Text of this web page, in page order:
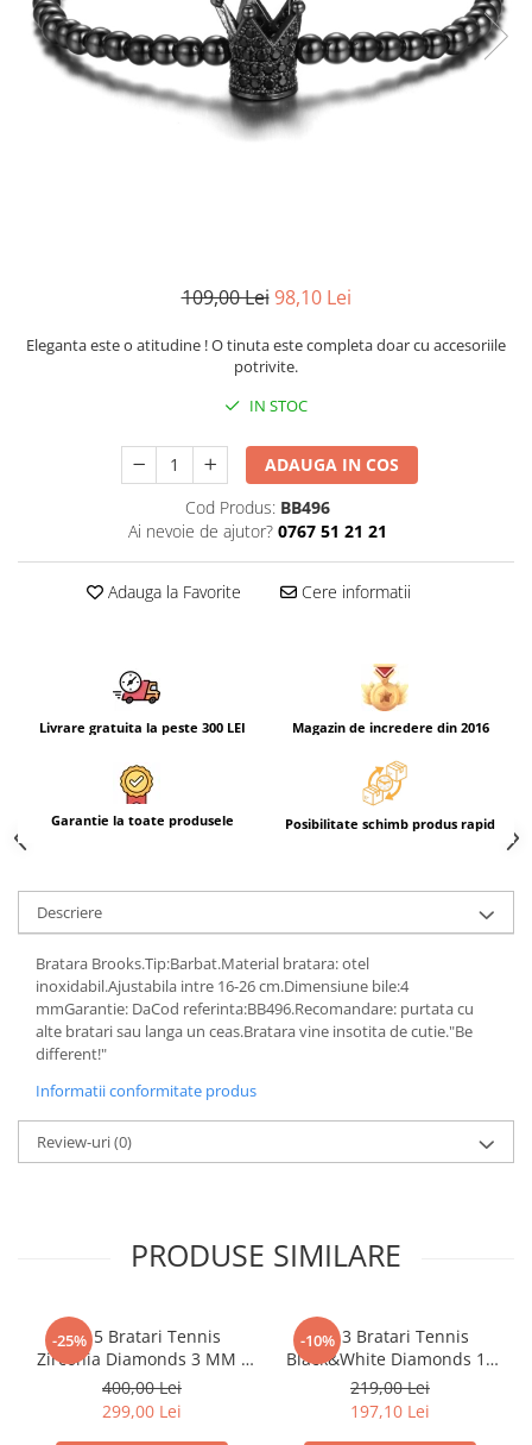
CERCEI
CEASURI DAMA
109,00 Lei 98,10 Lei
Eleganta este o atitudine ! O tinuta este completa doar cu accesoriile
potrivite.
IN STOC
ADAUGA IN COS
Cod Produs: BB496
Ai nevoie de ajutor? 0767 51 21 21
Adauga la Favorite Cere informatii
Livrare gratuita la peste 300 LEI Magazin de incredere din 2016
Garantie la toate produsele Posibilitate schimb produs rapid
Descriere
Bratara Brooks.Tip:Barbat.Material bratara: otel
inoxidabil.Ajustabila intre 16-26 cm.Dimensiune bile:4
mmGarantie: DaCod referinta:BB496.Recomandare: purtata cu
alte bratari sau langa un ceas.Bratara vine insotita de cutie."Be
different!"
Informatii conformitate produs
Review-uri(0)
PRODUSE SIMILARE
-25%
Set 5 Bratari Tennis
Zirconia Diamonds 3 MM /
19.5 CM
400,00 Lei
299,00 Lei
-10%
Set 3 Bratari Tennis
Black&White Diamonds 19
CM
219,00 Lei
197,10 Lei